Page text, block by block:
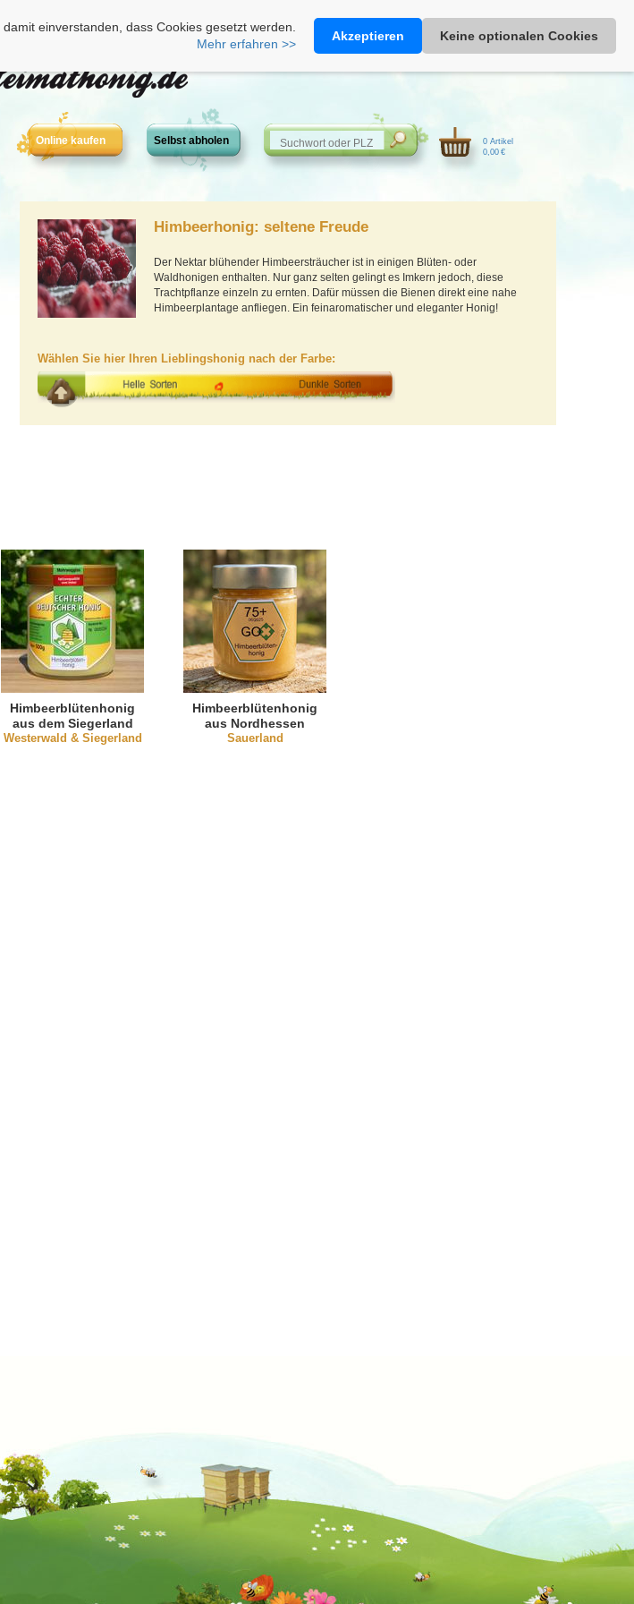
Heimathonig auf Facebook|Kunden-Login|Warenkorb
einverstanden, dass Cookies gesetzt werden.
Mehr erfahren >>
Akzeptieren Keine optionalen Cookies
Online kaufen Selbst abholen
0 Artikel
0,00 €
Himbeerhonig: seltene Freude
Der Nektar blühender Himbeersträucher ist in einigen Blüten- oder
Waldhonigen enthalten. Nur ganz selten gelingt es Imkern jedoch, diese
Trachtpflanze einzeln zu ernten. Dafür müssen die Bienen direkt eine nahe
Himbeerplantage anfliegen. Ein feinaromatischer und eleganter Honig!
Wählen Sie hier Ihren Lieblingshonig nach der Farbe:
Himbeerblütenhonig
aus dem Siegerland
Westerwald & Siegerland
Himbeerblütenhonig
aus Nordhessen
Sauerland